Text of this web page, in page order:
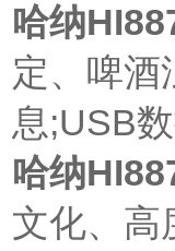
哈纳
定、啤酒
息;USB
哈纳
文化、高